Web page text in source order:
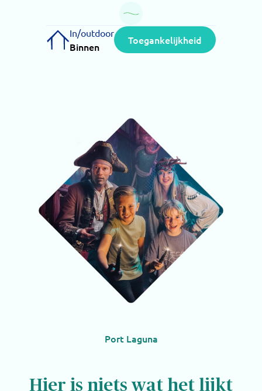
In/outdoor
Binnen
Toegankelijkheid
Port Laguna
Hier is niets wat het lijkt